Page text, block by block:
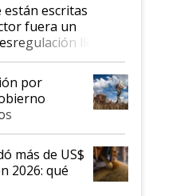
están escritas
fuera un
llegó
y hasta se
al IPCVA
por
más de US$
2026: qué